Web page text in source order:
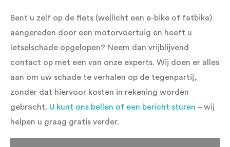
Bent u zelf op de fiets (wellicht een e-bike of fatbike)
aangereden door een motorvoertuig en heeft u
letselschade opgelopen? Neem dan vrijblijvend
contact op met een van onze experts. Wij doen er alles
aan om uw schade te verhalen op de tegenpartij,
zonder dat hiervoor kosten in rekening worden
gebracht. U kunt ons bellen of een bericht sturen – wij
helpen u graag gratis verder.